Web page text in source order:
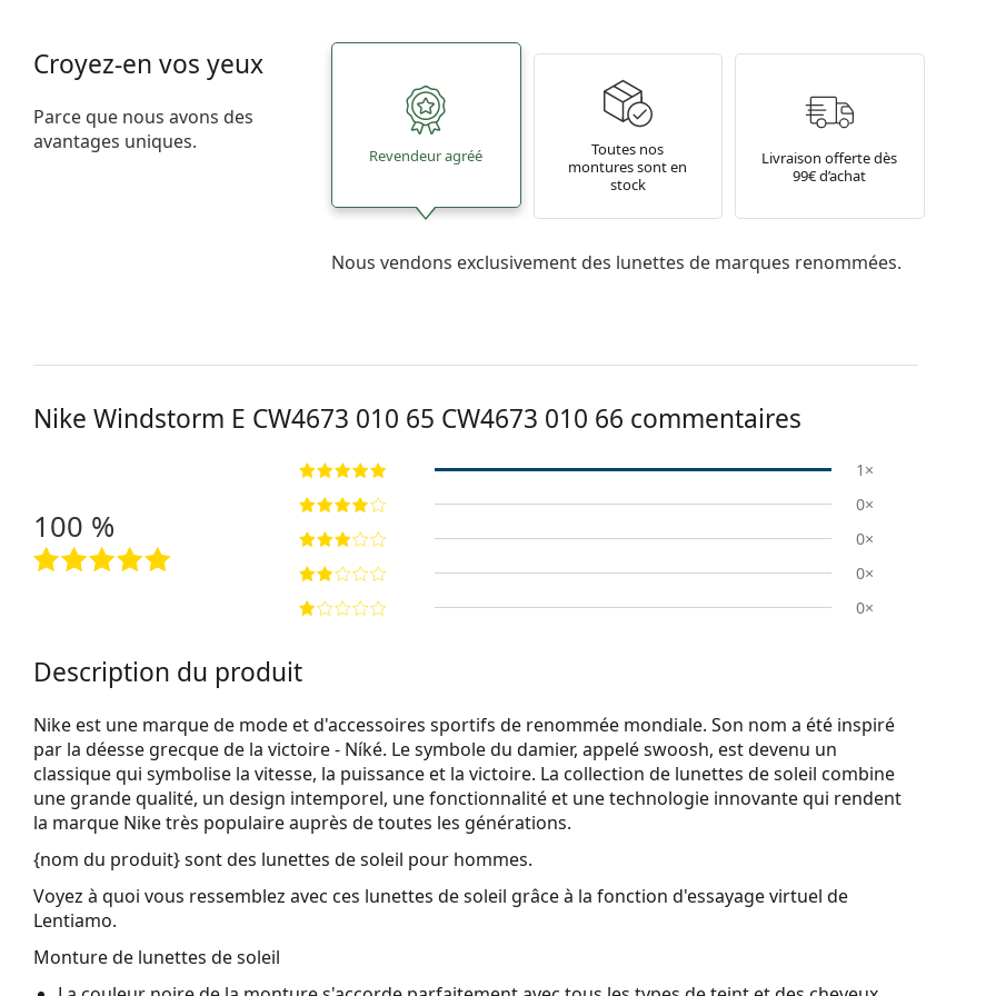
Croyez-en vos yeux
Parce que nous avons des
avantages uniques.
Revendeur agréé
Toutes nos
montures sont en
stock
Livraison offerte dès
99€ d’achat
Nous vendons exclusivement des lunettes de marques renommées.
Nike Windstorm E CW4673 010 65 CW4673 010 66 commentaires
100 %
1×
0×
0×
0×
0×
Description du produit
Nike est une marque de mode et d'accessoires sportifs de renommée mondiale. Son nom a été inspiré
par la déesse grecque de la victoire - Níké. Le symbole du damier, appelé swoosh, est devenu un
classique qui symbolise la vitesse, la puissance et la victoire. La collection de lunettes de soleil combine
une grande qualité, un design intemporel, une fonctionnalité et une technologie innovante qui rendent
la marque Nike très populaire auprès de toutes les générations.
{nom du produit}sont des lunettes de soleil pour hommes.
Voyez à quoi vous ressemblez avec ces lunettes de soleil grâce à la fonction d'essayage virtuel de
Lentiamo.
Monture de lunettes de soleil